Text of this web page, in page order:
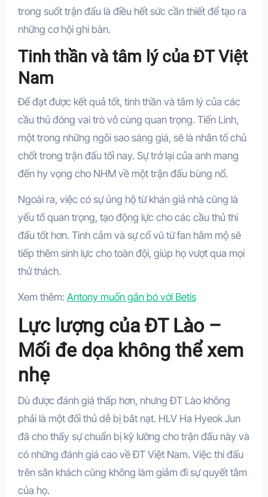
trong suốt trận đấu là điều hết sức cần thiết để tạo ra
những cơ hội ghi bàn.
Tinh thần và tâm lý của ĐT Việt
Nam
Để đạt được kết quả tốt, tinh thần và tâm lý của các
cầu thủ đóng vai trò vô cùng quan trọng. Tiến Linh,
một trong những ngôi sao sáng giá, sẽ là nhân tố chủ
chốt trong trận đấu tối nay. Sự trở lại của anh mang
đến hy vọng cho NHM về một trận đấu bùng nổ.
Ngoài ra, việc có sự ủng hộ từ khán giả nhà cũng là
yếu tố quan trọng, tạo động lực cho các cầu thủ thi
đấu tốt hơn. Tình cảm và sự cổ vũ từ fan hâm mộ sẽ
tiếp thêm sinh lực cho toàn đội, giúp họ vượt qua mọi
thử thách.
Xem thêm: Antony muốn gắn bó với Betis
Lực lượng của ĐT Lào –
Mối đe dọa không thể xem
nhẹ
Dù được đánh giá thấp hơn, nhưng ĐT Lào không
phải là một đối thủ dễ bị bắt nạt. HLV Ha Hyeok Jun
đã cho thấy sự chuẩn bị kỹ lưỡng cho trận đấu này và
có những đánh giá cao về ĐT Việt Nam. Việc thi đấu
trên sân khách cũng không làm giảm đi sự quyết tâm
của họ.